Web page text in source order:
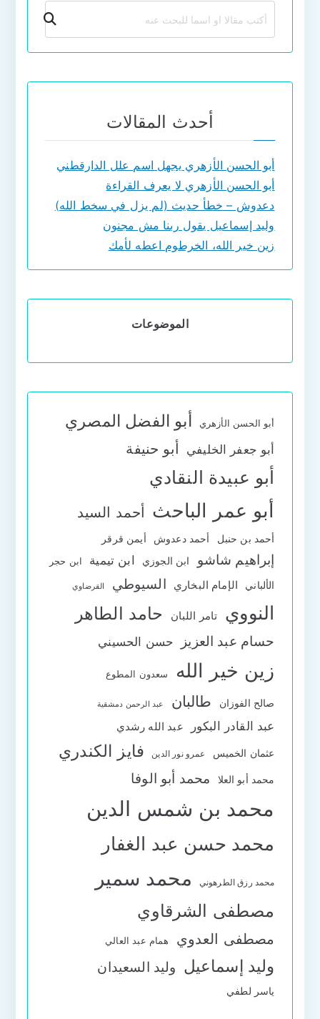
بحث
أحدث المقالات
أبو الحسن الأزهري يجهل اسم علل الدارقطني
أبو الحسن الأزهري لا يعرف القراءة
دعدوش – خطأ حديث (لم يزل في سخط الله)
وليد إسماعيل يقول ربنا مش مجنون
زين خير الله، الخرطوم اعطه لأمك
الموضوعات
أبو الحسن الأزهري أبو الفضل المصري
أبو جعفر الخليفي أبو حنيفة
أبو عبيدة النقادي
أبو عمر الباحث أحمد السيد
أحمد بن حنبل أحمد دعدوش أيمن قرقر
إبراهيم شاشو ابن الجوزي ابن تيمية ابن حجر
الألباني الإمام البخاري السيوطي القرضاوي
النووي تامر اللبان حامد الطاهر
حسام عبد العزيز حسن الحسيني
زين خير الله سعدون المطوع
صالح الفوزان طالبان عبد الرحمن دمشقية
عبد القادر البكور عبد الله رشدي
عثمان الخميس عمرو نور الدين فايز الكندري
محمد أبو العلا محمد أبو الوفا
محمد بن شمس الدين
محمد حسن عبد الغفار
محمد رزق الطرهوني محمد سمير
مصطفى الشرقاوي
مصطفى العدوي همام عبد العالي
وليد إسماعيل وليد السعيدان
ياسر لطفي